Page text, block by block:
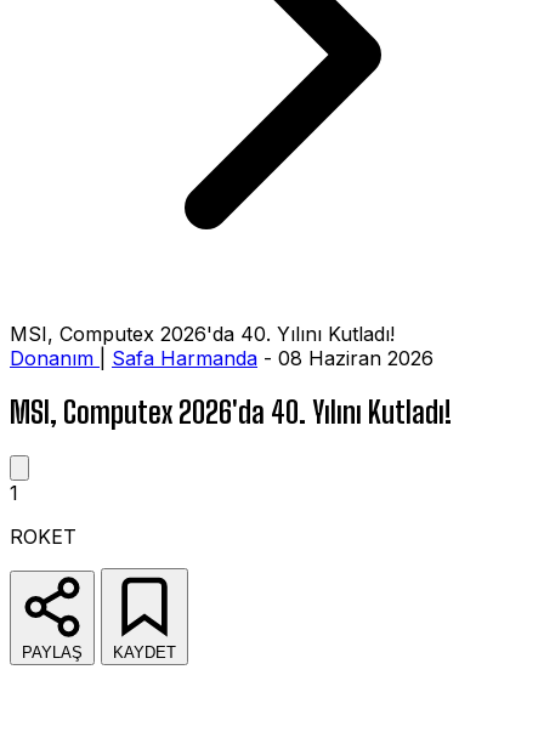
MSI, Computex 2026'da 40. Yılını Kutladı!
Donanım
Safa Harmanda - 08 Haziran 2026
MSI, Computex 2026'da 40. Yılını Kutladı!
1
ROKET
PAYLAŞ KAYDET